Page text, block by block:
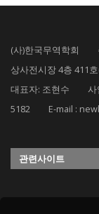
(사)한국무역학회 주
상사전시장 4층 411
대표자: 조현수 사
5182 E-mail :
관련사이트